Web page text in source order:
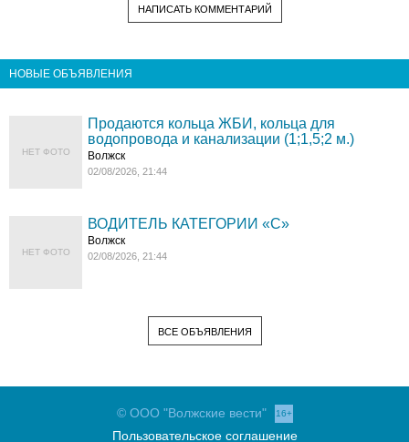
НАПИСАТЬ КОММЕНТАРИЙ
НОВЫЕ ОБЪЯВЛЕНИЯ
НЕТ ФОТО
Продаются кольца ЖБИ, кольца для
водопровода и канализации (1;1,5;2 м.)
Волжск
02/08/2026, 21:44
НЕТ ФОТО
ВОДИТЕЛЬ КАТЕГОРИИ «C»
Волжск
02/08/2026, 21:44
ВСЕ ОБЪЯВЛЕНИЯ
© ООО "Волжские вести" 16+
Пользовательское соглашение